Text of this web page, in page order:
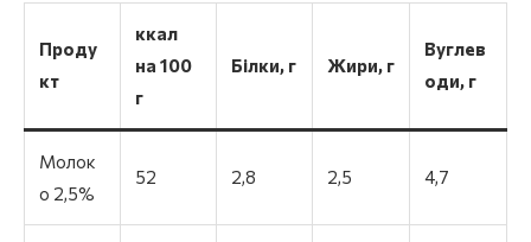
Проду
кт
ккал
на 100
г
Білки, г Жири, г
Вуглев
оди, г
Молок
о 2,5%
52 2,8 2,5 4,7